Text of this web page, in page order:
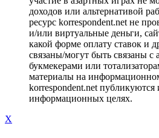
доходов или альтернативой
ресурс korrespondent.net не
и/или виртуальные деньги,
какой форме оплату ставок и
связаны/могут быть связаны с
букмекерами или
материалы на
korrespondent.net публикуются
информационных целях.
X